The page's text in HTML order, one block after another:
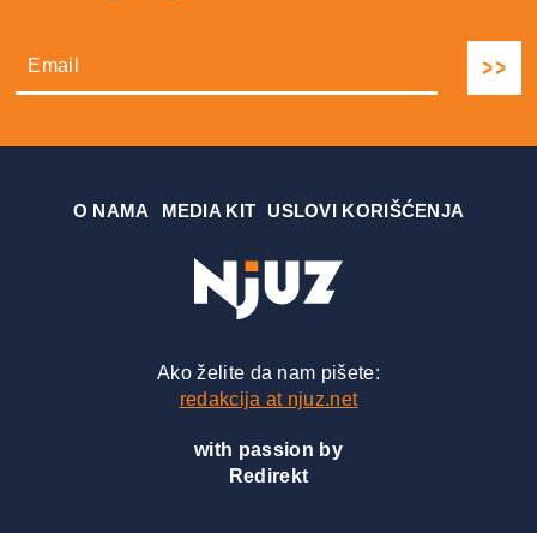
О NAMA MEDIA KIT USLOVI KORIŠĆENJA
Ako želite da nam pišete:
redakcija at njuz.net
with passion by
Redirekt